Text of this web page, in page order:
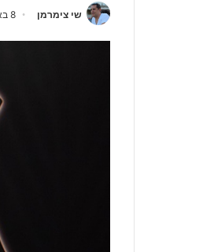
שי צימרמן 8 באוגוסט 2019